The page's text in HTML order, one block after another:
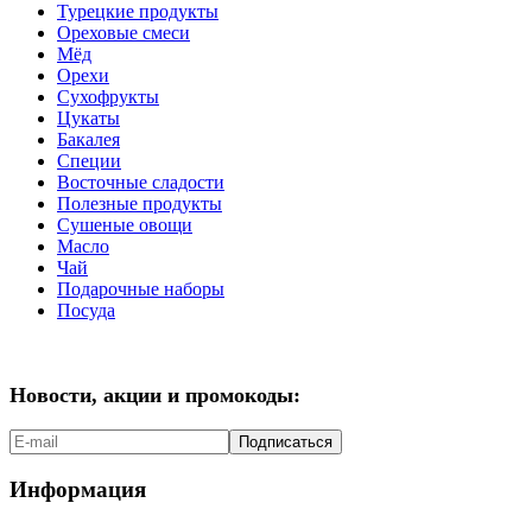
Турецкие продукты
Ореховые смеси
Мёд
Орехи
Сухофрукты
Цукаты
Бакалея
Специи
Восточные сладости
Полезные продукты
Сушеные овощи
Масло
Чай
Подарочные наборы
Посуда
Новости, акции и промокоды:
Подписаться
Информация